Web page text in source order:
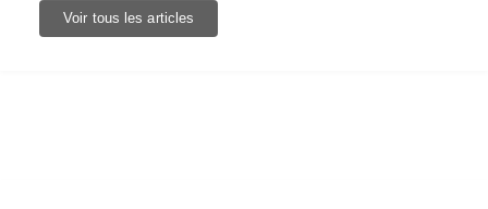
Voir tous les articles